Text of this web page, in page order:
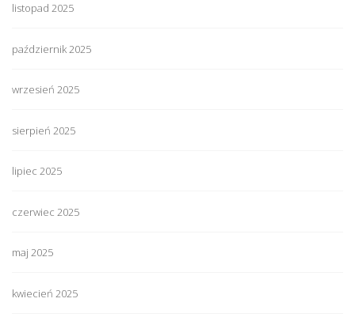
listopad 2025
październik 2025
wrzesień 2025
sierpień 2025
lipiec 2025
czerwiec 2025
maj 2025
kwiecień 2025